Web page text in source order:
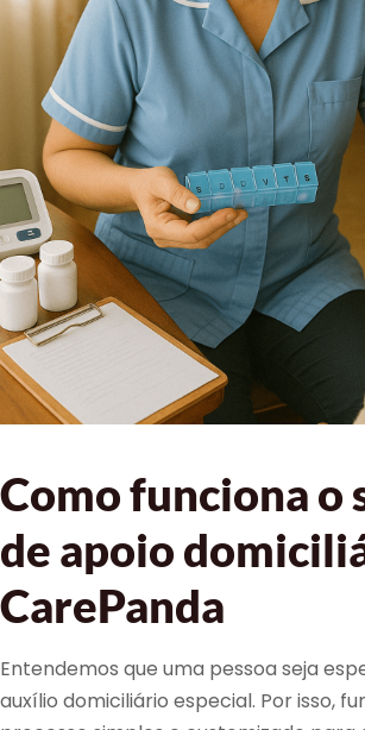
Como funciona o
de apoio
CarePanda
Entendemos que uma pessoa seja
auxílio domiciliário especial. Por isso,